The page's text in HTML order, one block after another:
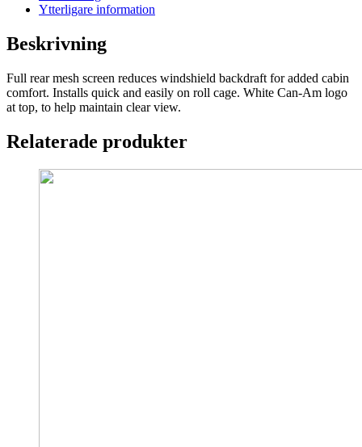
Ytterligare information
Beskrivning
Full rear mesh screen reduces windshield backdraft for added cabin
comfort. Installs quick and easily on roll cage. White Can-Am logo
at top, to help maintain clear view.
Relaterade produkter